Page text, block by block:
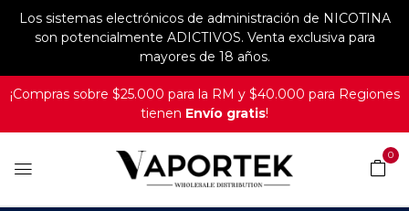
Los sistemas electrónicos de administración de NICOTINA
son potencialmente ADICTIVOS. Venta exclusiva para
mayores de 18 años.
¡Compras sobre $25.000 para la RM y $40.000 para Regiones
tienen Envío gratis!
0